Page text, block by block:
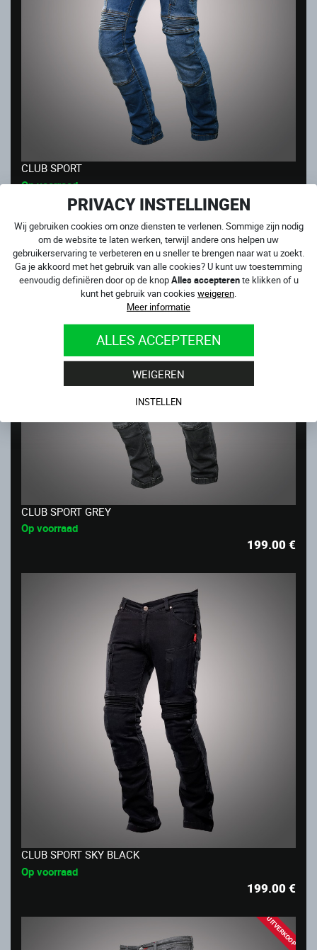
PRIVACY INSTELLINGEN
Wij gebruiken cookies om onze diensten te verlenen. Sommige zijn nodig
om de website te laten werken, terwijl andere ons helpen uw
gebruikerservaring te verbeteren en u sneller te brengen naar wat u zoekt.
Ga je akkoord met het gebruik van alle cookies? U kunt uw toestemming
eenvoudig definiëren door op de knopAlles accepterente klikken of u
kunt het gebruik van cookies weigeren
Meer informatie
ALLES ACCEPTEREN
WEIGEREN
INSTELLEN
CLUB SPORT
Op voorraad
199.00
CLUB SPORT GREY
Op voorraad
199.00€
CLUB SPORT SKY BLACK
Op voorraad
199.00€
UITVERKOOP